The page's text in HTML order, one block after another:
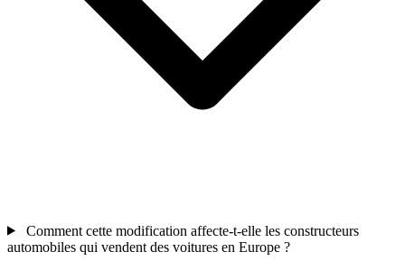
Comment cette modification affecte-t-elle les constructeurs
automobiles qui vendent des voitures en Europe ?